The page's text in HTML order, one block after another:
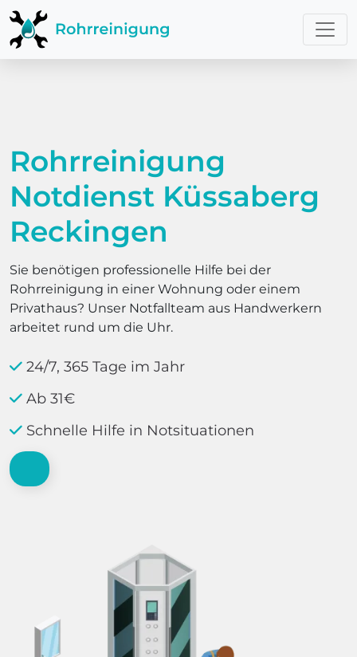
Rohrreinigung
Notdienst Küssaberg
Reckingen
Sie benötigen professionelle Hilfe bei der
Rohrreinigung in einer Wohnung oder einem
Privathaus? Unser Notfallteam aus Handwerkern
arbeitet rund um die Uhr.
24/7, 365 Tage im Jahr
Ab 31€
Schnelle Hilfe in Notsituationen